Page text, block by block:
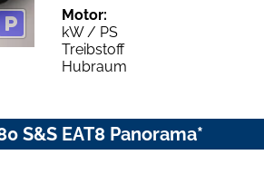
Motor:
kW / PS
Treibstoff
Hubraum
S&S EAT8 Panorama*